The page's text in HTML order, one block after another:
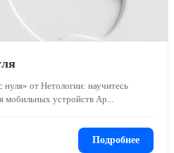
от Нетологии: научитесь
мобильных устройств Ap...
Подробнее